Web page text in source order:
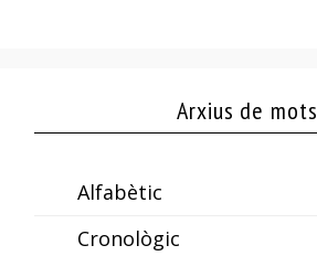
Arxius de mots
Alfabètic
Cronològic